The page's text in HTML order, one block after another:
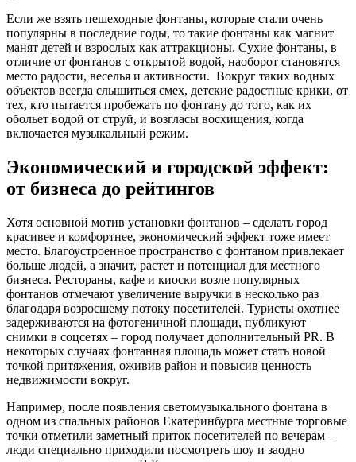
Если же взять пешеходные фонтаны, которые стали очень
популярны в последние годы, то такие фонтаны как магнит
манят детей и взрослых как аттракционы. Сухие фонтаны, в
отличие от фонтанов с открытой водой, наоборот становятся
место радости, веселья и активности. Вокруг таких водных
объектов всегда слышиться смех, детские радостные крики, от
тех, кто пытается пробежать по фонтану до того, как их
обольет водой от струй, и возгласы восхищения, когда
включается музыкальный режим.
Экономический и городской эффект:
от бизнеса до рейтингов
Хотя основной мотив установки фонтанов – сделать город
красивее и комфортнее, экономический эффект тоже имеет
место. Благоустроенное пространство с фонтаном привлекает
больше людей, а значит, растет и потенциал для местного
бизнеса. Рестораны, кафе и киоски возле популярных
фонтанов отмечают увеличение выручки в несколько раз
благодаря возросшему потоку посетителей. Туристы охотнее
задерживаются на фотогеничной площади, публикуют
снимки в соцсетях – город получает дополнительный PR. В
некоторых случаях фонтанная площадь может стать новой
точкой притяжения, оживив район и повысив ценность
недвижимости вокруг.
Например, после появления светомузыкального фонтана в
одном из спальных районов Екатеринбурга местные торговые
точки отметили заметный приток посетителей по вечерам –
люди специально приходили посмотреть шоу и заодно